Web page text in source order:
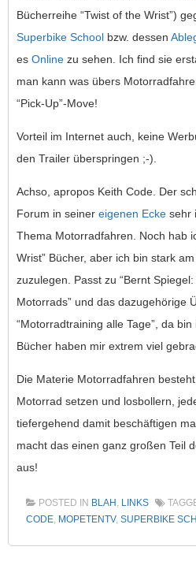
Bücherreihe “Twist of the Wrist”)
Superbike School bzw. dessen
es Online zu sehen. Ich find sie
man kann was übers
“Pick-Up”-Move!
Vorteil im Internet auch, keine
den Trailer überspringen ;-).
Achso, apropos Keith Code. Der
Forum in seiner eigenen Ecke sehr
Thema Motorradfahren. Noch hab
Wrist” Bücher, aber ich bin stark
zuzulegen. Passt zu “Bernt Spiegel
Motorrads” und das dazugehörige
“Motorradtraining alle Tage”, da
Bücher haben mir extrem viel
Die Materie Motorradfahren
Motorrad setzen und losbollern,
tiefergehend damit beschäftigen
macht das einen ganz großen Teil
aus!
POSTED IN BLAH , LINKS
CODE, MOPETENTV, SUPERBIKE